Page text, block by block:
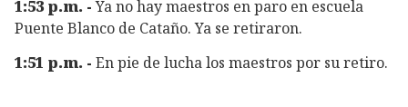
1:53 p.m. -Ya no hay maestros en paro en escuela
Puente Blanco de Cataño. Ya se retiraron.
1:51 p.m. - En pie de lucha los maestros por su retiro.